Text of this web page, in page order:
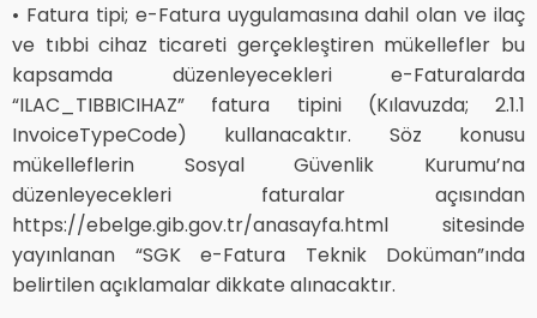
• Fatura tipi; e-Fatura uygulamasına dahil olan ve ilaç
ve tıbbi cihaz ticareti gerçekleştiren mükellefler bu
kapsamda düzenleyecekleri e-Faturalarda
“ILAC_TIBBICIHAZ” fatura tipini (Kılavuzda; 2.1.1
InvoiceTypeCode) kullanacaktır. Söz konusu
mükelleflerin Sosyal Güvenlik Kurumu’na
düzenleyecekleri faturalar açısından
https://ebelge.gib.gov.tr/anasayfa.html sitesinde
yayınlanan “SGK e-Fatura Teknik Doküman”ında
belirtilen açıklamalar dikkate alınacaktır.